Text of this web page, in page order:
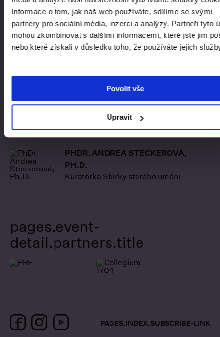
Informace o tom, jak náš web používáte, sdílíme se svými
partnery pro sociální média, inzerci a analýzy. Partneři tyto
mohou zkombinovat s dalšími informacemi, které jste jim
nebo které získali v důsledku toho, že používáte jejich
Povolit vše
Upravit
Poslechněte si akusmatickou skladbu od Tobiáše
Horvátha (Katedra skladby HAMU), který se inspiroval
obrazem Petra Brandla a starozákonním příběhem
Josefa Egyptského. Uslyšíte šustění trávy, které
navozuje Josefovu životní pouť.
Hudba k obrazu Historie Josefa Egyptského | Petr
Brandl: Příběh bohéma - YouTube
global.contact-list.people
PHDR. ANDREA STECKEROVÁ,
PH.D.
Kurátorka Sbírky starého umění
pages.event-
detail.partners.title
Facebook
Instagram
YouTubePAGES.INDEX.SUBSCRIBE-LINK